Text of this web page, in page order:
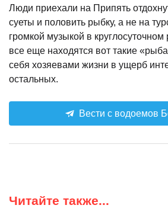
Люди приехали на Припять
суеты и половить рыбку, а не на
громкой музыкой в
все еще находятся вот такие
себя хозяевами жизни в ущерб
остальных.
Вести с водоемов
Читайте также...